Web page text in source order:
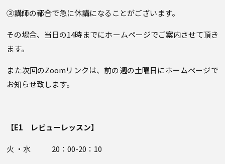
③講師の都合で急に休講になることがございます。
その場合、当日の14時までにホームページでご案内させて頂き
ます。
また次回のZoomリンクは、前の週の土曜日にホームページで
お知らせ致します。
【E1 レビューレッスン】
火 ・水 20：00-20：10